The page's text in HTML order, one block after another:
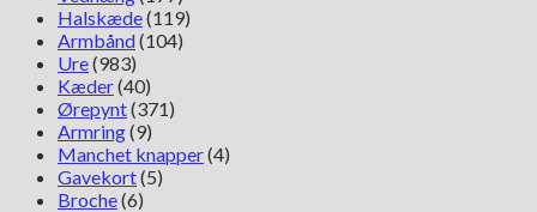
Halskæde(119)
Armbånd(104)
Ure(983)
Kæder(40)
Ørepynt(371)
Armring(9)
Manchet knapper(4)
Gavekort(5)
Broche(6)